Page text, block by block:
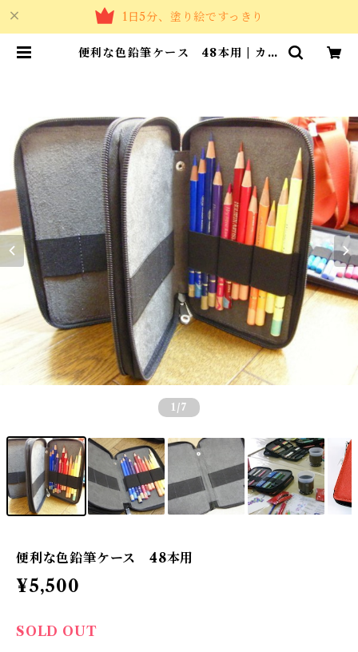
1日5分、塗り絵ですっきり
便利な色鉛筆ケース 48本用 | カラ
1 /7
便利な色鉛筆ケース 48本用
¥5,500
SOLD OUT